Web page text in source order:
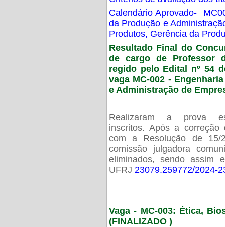
Calendário Aprovado-
da Produção e
Produtos, Gerência da
Resultado Final do
de cargo de Professor
regido pelo Edital nº 54
vaga MC-002 -
e Administração de
Realizaram a prova
inscritos. Após a
com a Resolução de 15/
comissão julgadora
eliminados, sendo assim
UFRJ 23079.259772/2024-
Vaga - MC-003: Ética,
(FINALIZADO )